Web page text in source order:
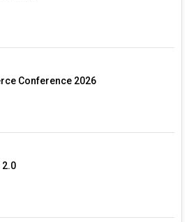
Conference 2026
2.0